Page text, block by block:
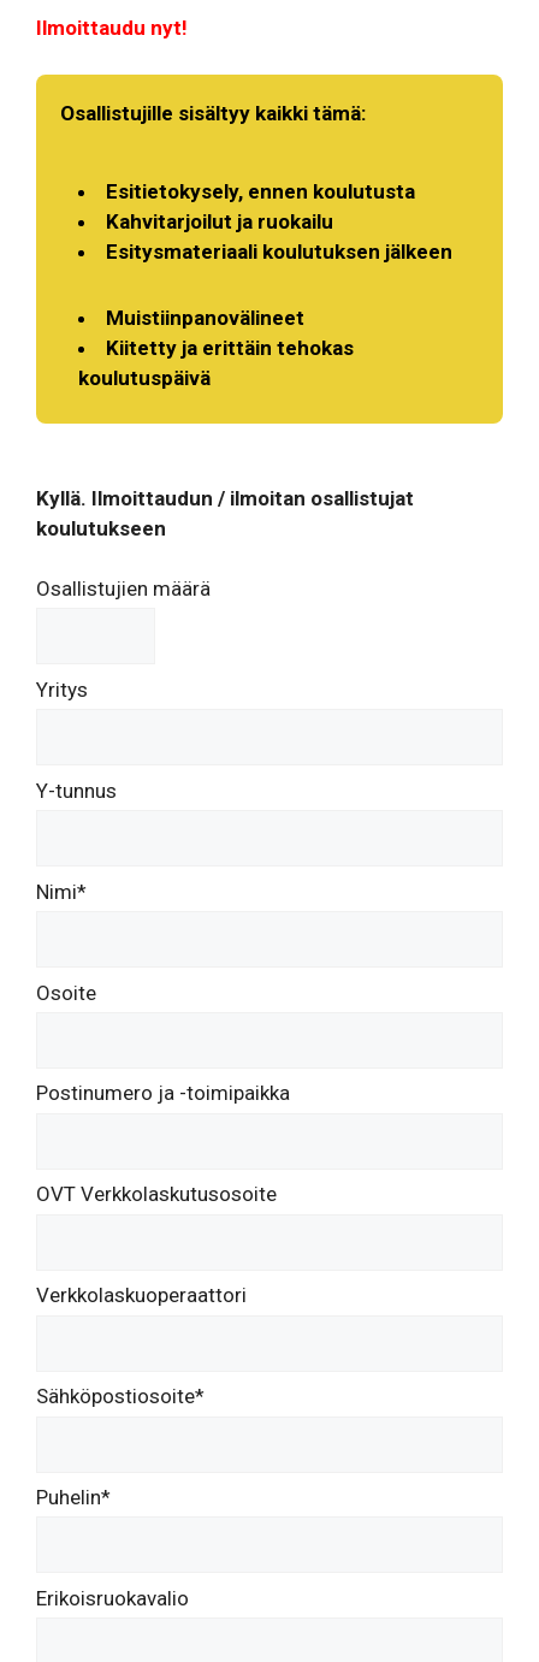
Ilmoittaudu nyt!
Osallistujille sisältyy kaikki tämä:
Esitietokysely, ennen koulutusta
Kahvitarjoilut ja ruokailu
Esitysmateriaali koulutuksen jälkeen
Muistiinpanovälineet
Kiitetty ja erittäin tehokas
koulutuspäivä
Kyllä. Ilmoittaudun / ilmoitan osallistujat
koulutukseen
Osallistujien määrä
Yritys
Y-tunnus
Nimi*
Osoite
Postinumero ja -toimipaikka
OVT Verkkolaskutusosoite
Verkkolaskuoperaattori
Sähköpostiosoite*
Puhelin*
Erikoisruokavalio